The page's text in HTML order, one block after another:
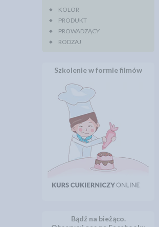
KOLOR
PRODUKT
PROWADZĄCY
RODZAJ
Szkolenie w formie filmów
Bądź na bieżąco.